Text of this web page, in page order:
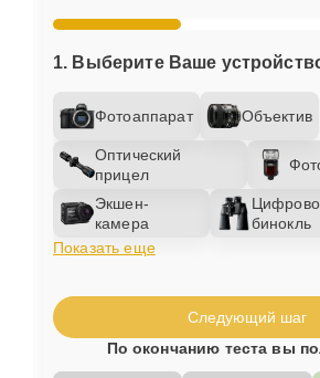
1. Выберите Ваше
Фотоаппарат Объектив
Оптический
прицел
Экшен-
камера
бинокль
Показать еще
Следующий шаг
По окончанию теста вы